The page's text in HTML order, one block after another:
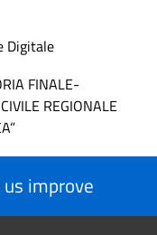
Digitale
FINALE-
REGIONALE
improve